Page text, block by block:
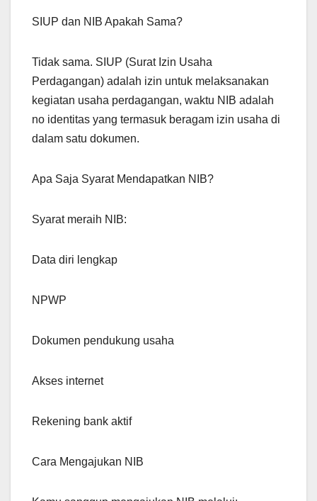
SIUP dan NIB Apakah Sama?
Tidak sama. SIUP (Surat Izin Usaha
Perdagangan) adalah izin untuk melaksanakan
kegiatan usaha perdagangan, waktu NIB adalah
no identitas yang termasuk beragam izin usaha di
dalam satu dokumen.
Apa Saja Syarat Mendapatkan NIB?
Syarat meraih NIB:
Data diri lengkap
NPWP
Dokumen pendukung usaha
Akses internet
Rekening bank aktif
Cara Mengajukan NIB